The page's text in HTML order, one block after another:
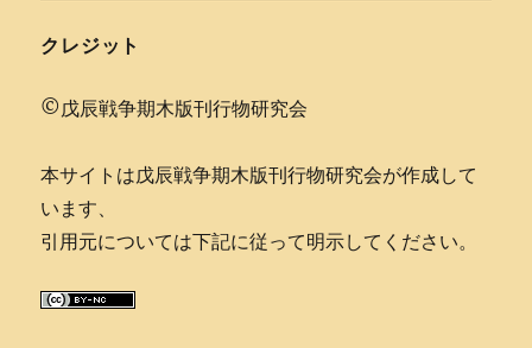
クレジット
©戊辰戦争期木版刊行物研究会
本サイトは戊辰戦争期木版刊行物研究会が作成して
います、
引用元については下記に従って明示してください。